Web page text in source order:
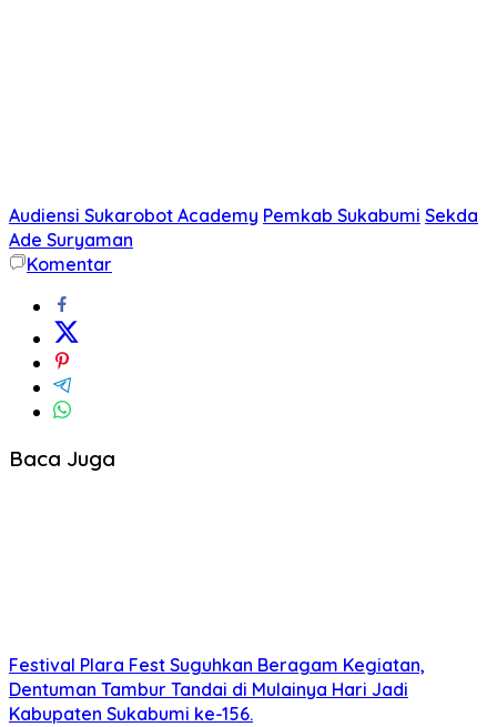
Audiensi Sukarobot Academy Pemkab Sukabumi Sekda
Ade Suryaman
Komentar
Baca Juga
Festival Plara Fest Suguhkan Beragam Kegiatan,
Dentuman Tambur Tandai di Mulainya Hari Jadi
Kabupaten Sukabumi ke-156.